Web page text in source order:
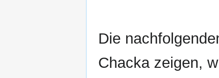
Die
Chacka zeigen,